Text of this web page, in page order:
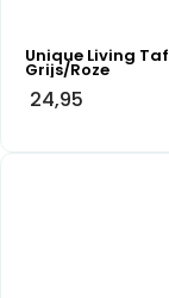
Unique Living
Grijs/Roze
24,95